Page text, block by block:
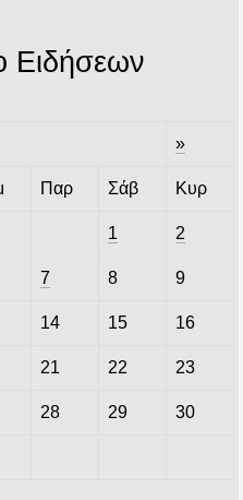
Ειδήσεων
»
Παρ Σάβ Κυρ
1 2
7 8 9
14 15 16
21 22 23
28 29 30